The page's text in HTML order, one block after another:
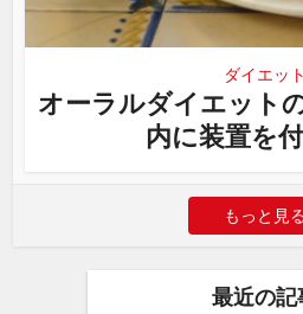
ダイエット
オーラルダイエット
内に装置を
もっと見
最近の記